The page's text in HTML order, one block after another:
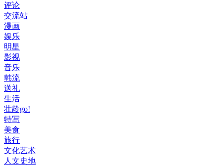
评论
交流站
漫画
娱乐
明星
影视
音乐
韩流
送礼
生活
壮龄go!
特写
美食
旅行
文化艺术
人文史地